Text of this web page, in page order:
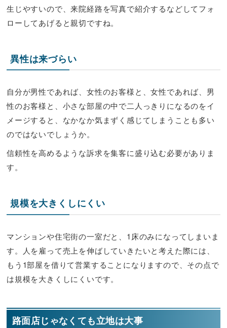
生じやすいので、来院経路を写真で紹介するなどしてフォ
ローしてあげると親切ですね。
異性は来づらい
自分が男性であれば、女性のお客様と、女性であれば、男
性のお客様と、小さな部屋の中で二人っきりになるのをイ
メージすると、なかなか気まずく感じてしまうことも多い
のではないでしょうか。
信頼性を高めるような訴求を集客に盛り込む必要がありま
す。
規模を大きくしにくい
マンションや住宅街の一室だと、1床のみになってしまいま
す。人を雇って売上を伸ばしていきたいと考えた際には、
もう1部屋を借りて営業することになりますので、その点で
は規模を大きくしにくいです。
路面店じゃなくても立地は大事